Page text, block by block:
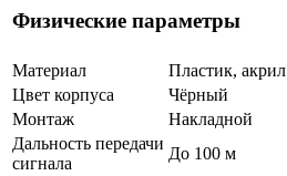
Физические параметры
Материал
Пластик, акрил
Цвет корпуса
Чёрный
Монтаж
Накладной
Дальность передачи
сигнала
До 100 м